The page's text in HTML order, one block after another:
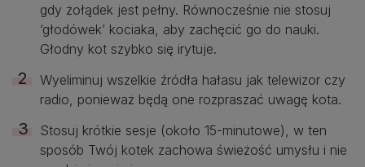
gdy żołądek jest pełny. Równocześnie nie stosuj
‘głodówek’ kociaka, aby zachęcić go do nauki.
Głodny kot szybko się irytuje.
Wyeliminuj wszelkie źródła hałasu jak telewizor czy
radio, ponieważ będą one rozpraszać uwagę kota.
Stosuj krótkie sesje (około 15-minutowe), w ten
sposób Twój kotek zachowa świeżość umysłu i nie